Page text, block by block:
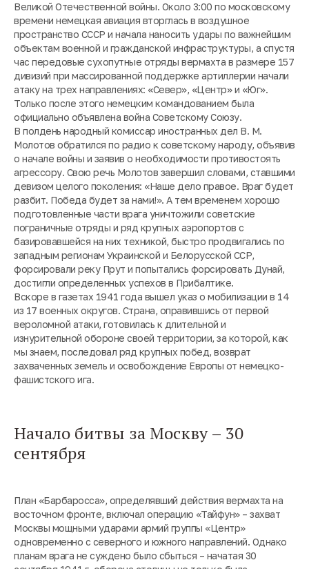
Великой Отечественной войны. Около 3:00 по московскому
времени немецкая авиация вторглась в воздушное
пространство СССР и начала наносить удары по важнейшим
объектам военной и гражданской инфраструктуры, а спустя
час передовые сухопутные отряды вермахта в размере 157
дивизий при массированной поддержке артиллерии начали
атаку на трех направлениях: «Север», «Центр» и «Юг».
Только после этого немецким командованием была
официально объявлена война Советскому Союзу.
В полдень народный комиссар иностранных дел В. М.
Молотов обратился по радио к советскому народу, объявив
о начале войны и заявив о необходимости противостоять
агрессору. Свою речь Молотов завершил словами, ставшими
девизом целого поколения: «Наше дело правое. Враг будет
разбит. Победа будет за нами!». А тем временем хорошо
подготовленные части врага уничтожили советские
пограничные отряды и ряд крупных аэропортов с
базировавшейся на них техникой, быстро продвигались по
западным регионам Украинской и Белорусской ССР,
форсировали реку Прут и попытались форсировать Дунай,
достигли определенных успехов в Прибалтике.
Вскоре в газетах 1941 года вышел указ о мобилизации в 14
из 17 военных округов. Страна, оправившись от первой
вероломной атаки, готовилась к длительной и
изнурительной обороне своей территории, за которой, как
мы знаем, последовал ряд крупных побед, возврат
захваченных земель и освобождение Европы от немецко-
фашистского ига.
Начало битвы за Москву – 30
сентября
План «Барбаросса», определявший действия вермахта на
восточном фронте, включал операцию «Тайфун» – захват
Москвы мощными ударами армий группы «Центр»
одновременно с северного и южного направлений. Однако
планам врага не суждено было сбыться – начатая 30